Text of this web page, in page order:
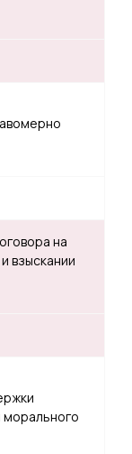
на
взыскании
морального